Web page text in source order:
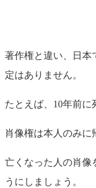
著作権と違い、日本
定はありません。
たとえば、10年前
肖像権は本人のみに
亡くなった人の肖像
うにしましょう。